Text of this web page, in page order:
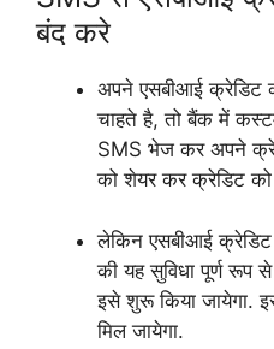
बंद करे
अपने एसबीआई क्रेडिट
चाहते है, तो बैंक में
SMS भेज कर अपने
को शेयर कर क्रेडिट
लेकिन एसबीआई क्रेडिट
की यह सुविधा पूर्ण रूप
इसे शुरू किया जायेगा.
मिल जायेगा.